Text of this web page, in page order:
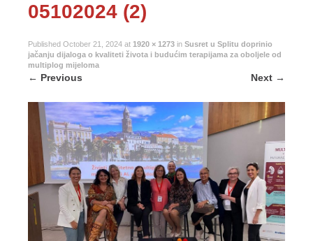
05102024 (2)
Published October 21, 2024 at 1920 × 1273 in Susret u Splitu doprinio
jačanju dijaloga o kvaliteti života i budućim terapijama za oboljele od
multiplog mijeloma
← Previous Next →